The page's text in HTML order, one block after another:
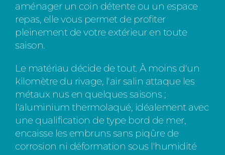
aménager un coin détente ou un espace
repas, elle vous permet de profiter
pleinement de votre extérieur en toute
saison.
Le matériau décide de tout. À moins d'un
kilomètre du rivage, l'air salin attaque les
métaux nus en quelques saisons ;
l'aluminium thermolaqué, idéalement avec
une qualification de type bord de mer,
encaisse les embruns sans piqûre de
corrosion ni déformation sous l'humidité